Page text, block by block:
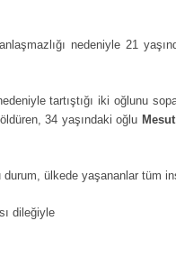
nedeniyle 21
tartıştığı iki oğlunu
34 yaşındaki oğlu
ülkede yaşananlar tüm
dileğiyle